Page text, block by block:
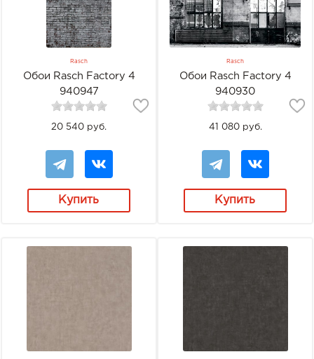
Rasch
Обои Rasch Factory 4
940947
20 540 руб.
Купить
Rasch
Обои Rasch Factory 4
940930
41 080 руб.
Купить